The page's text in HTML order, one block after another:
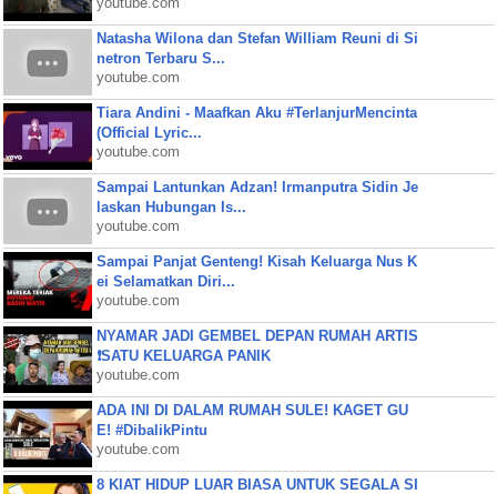
youtube.com
Natasha Wilona dan Stefan William Reuni di Si
netron Terbaru S...
youtube.com
Tiara Andini - Maafkan Aku #TerlanjurMencinta
(Official Lyric...
youtube.com
Sampai Lantunkan Adzan! Irmanputra Sidin Je
laskan Hubungan Is...
youtube.com
Sampai Panjat Genteng! Kisah Keluarga Nus K
ei Selamatkan Diri...
youtube.com
NYAMAR JADI GEMBEL DEPAN RUMAH ARTIS
❗SATU KELUARGA PANIK
youtube.com
ADA INI DI DALAM RUMAH SULE! KAGET GU
E! #DibalikPintu
youtube.com
8 KIAT HIDUP LUAR BIASA UNTUK SEGALA SI